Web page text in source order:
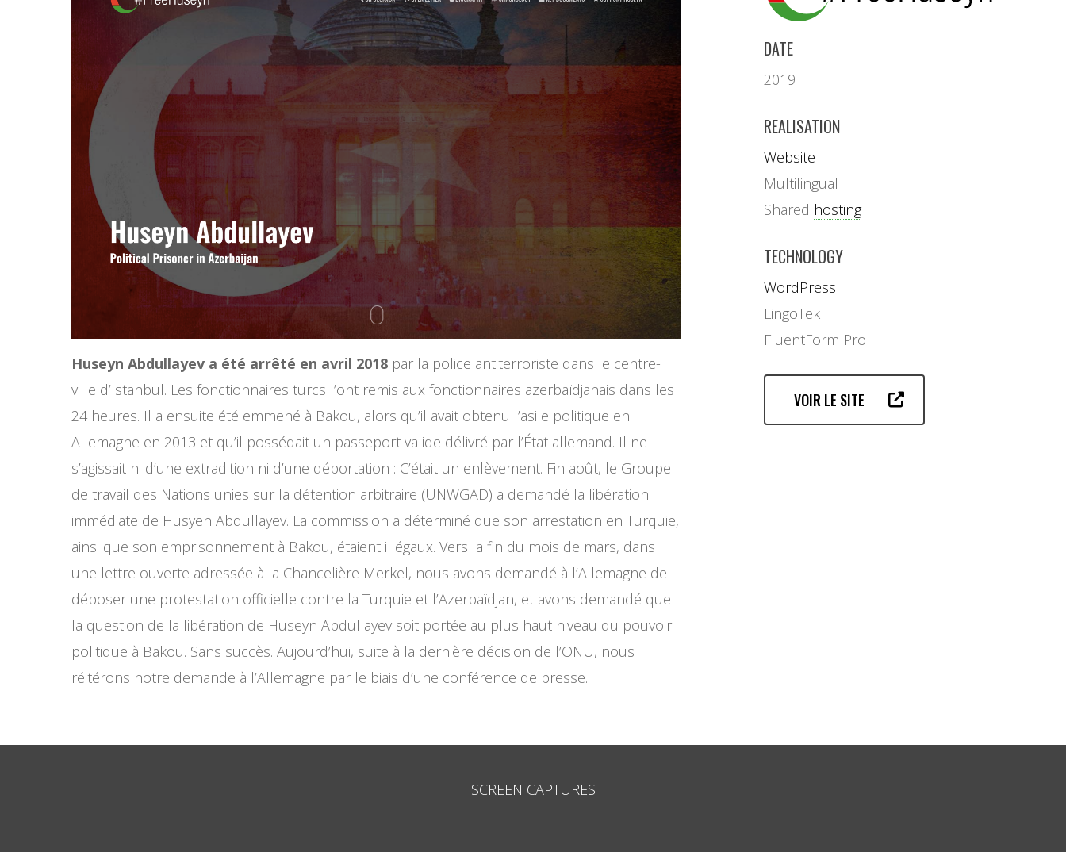
Huseyn Abdullayev a été arrêté en avril 2018 par la police antiterroriste dans le centre-
ville d’Istanbul. Les fonctionnaires turcs l’ont remis aux fonctionnaires azerbaïdjanais dans les
24 heures. Il a ensuite été emmené à Bakou, alors qu’il avait obtenu l’asile politique en
Allemagne en 2013 et qu’il possédait un passeport valide délivré par l’État allemand. Il ne
s’agissait ni d’une extradition ni d’une déportation : C’était un enlèvement. Fin août, le Groupe
de travail des Nations unies sur la détention arbitraire (UNWGAD) a demandé la libération
immédiate de Husyen Abdullayev. La commission a déterminé que son arrestation en Turquie,
ainsi que son emprisonnement à Bakou, étaient illégaux. Vers la fin du mois de mars, dans
une lettre ouverte adressée à la Chancelière Merkel, nous avons demandé à l’Allemagne de
déposer une protestation officielle contre la Turquie et l’Azerbaïdjan, et avons demandé que
la question de la libération de Huseyn Abdullayev soit portée au plus haut niveau du pouvoir
politique à Bakou. Sans succès. Aujourd’hui, suite à la dernière décision de l’ONU, nous
réitérons notre demande à l’Allemagne par le biais d’une conférence de presse.
DATE
2019
REALISATION
Website
Multilingual
Shared hosting
TECHNOLOGY
WordPress
LingoTek
FluentForm Pro
VOIR LE SITE
SCREEN CAPTURES